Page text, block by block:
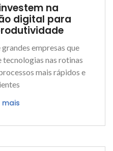
na
digital para
empresas que
tecnologias nas rotinas
mais rápidos e
mais